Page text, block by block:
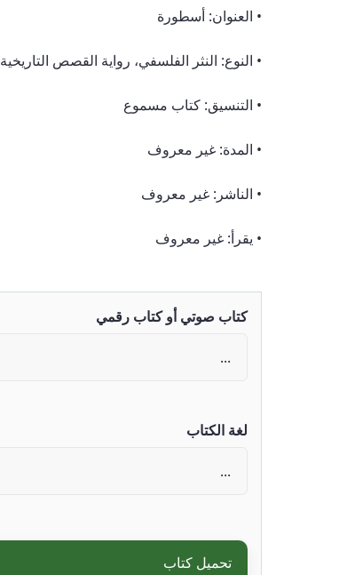
• العنوان: أسطورة
• النوع: النثر الفلسفي، رواية القصص التاريخية
• التنسيق: كتاب مسموع
• المدة: غير معروف
• الناشر: غير معروف
• يقرأ: غير معروف
كتاب صوتي أو كتاب رقمي
لغة الكتاب
تحميل كتاب